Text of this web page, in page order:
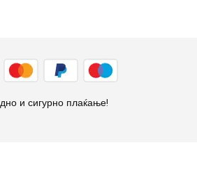
и сигурно плаќање!